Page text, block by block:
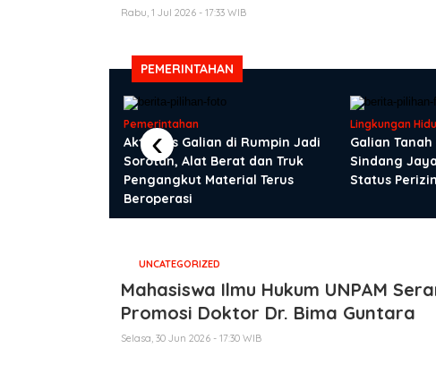
Rabu, 1 Jul 2026 - 17:33 WIB
PEMERINTAHAN
Pemerintahan
Aktivitas Galian di Rumpin Jadi
Sorotan, Alat Berat dan Truk
Pengangkut Material Terus
Beroperasi
Lingkungan
Galian
Sindang
Status
‹
UNCATEGORIZED
Mahasiswa Ilmu Hukum UNPAM
Promosi Doktor Dr. Bima Guntara
Selasa, 30 Jun 2026 - 17:30 WIB